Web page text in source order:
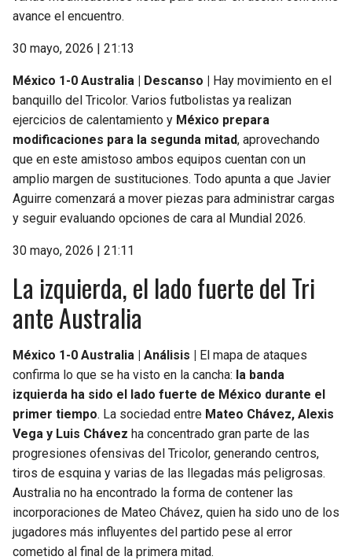
avance el encuentro.
30 mayo, 2026 | 21:13
México 1-0 Australia | Descanso | Hay movimiento en el
banquillo del Tricolor. Varios futbolistas ya realizan
ejercicios de calentamiento y México prepara
modificaciones para la segunda mitad, aprovechando
que en este amistoso ambos equipos cuentan con un
amplio margen de sustituciones. Todo apunta a que Javier
Aguirre comenzará a mover piezas para administrar cargas
y seguir evaluando opciones de cara al Mundial 2026.
30 mayo, 2026 | 21:11
La izquierda, el lado fuerte del Tri
ante Australia
México 1-0 Australia | Análisis | El mapa de ataques
confirma lo que se ha visto en la cancha: la banda
izquierda ha sido el lado fuerte de México durante el
primer tiempo. La sociedad entre Mateo Chávez, Alexis
Vega y Luis Chávez ha concentrado gran parte de las
progresiones ofensivas del Tricolor, generando centros,
tiros de esquina y varias de las llegadas más peligrosas.
Australia no ha encontrado la forma de contener las
incorporaciones de Mateo Chávez, quien ha sido uno de los
jugadores más influyentes del partido pese al error
cometido al final de la primera mitad.